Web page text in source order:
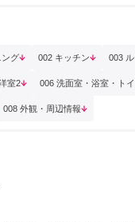
ング 002 キッチン 003
室2 006 洗面室・浴室・ト
008 外観・周辺情報